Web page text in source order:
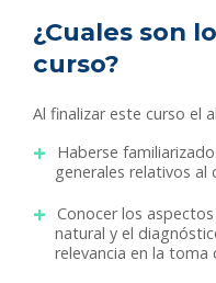
¿Cuales son
curso?
Al finalizar este curso el
Haberse
generales relativos
Conocer los
natural y el
relevancia en la toma